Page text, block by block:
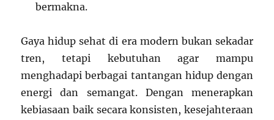
bermakna.
Gaya hidup sehat di era modern bukan sekadar
tren, tetapi kebutuhan agar mampu
menghadapi berbagai tantangan hidup dengan
energi dan semangat. Dengan menerapkan
kebiasaan baik secara konsisten, kesejahteraan